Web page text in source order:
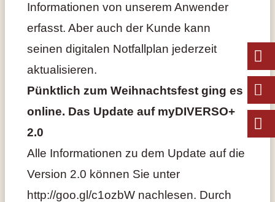
Informationen von unserem Anwender
erfasst. Aber auch der Kunde kann
seinen digitalen Notfallplan jederzeit
aktualisieren.
Pünktlich zum Weihnachtsfest ging es
online. Das Update auf myDIVERSO+
2.0
Alle Informationen zu dem Update auf die
Version 2.0 können Sie unter
http://goo.gl/c1ozbW nachlesen. Durch